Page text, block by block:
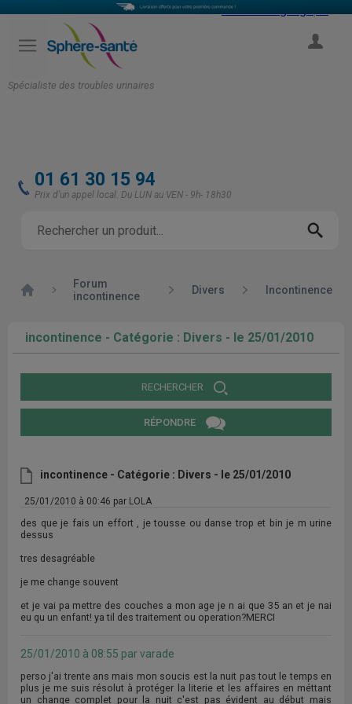
Spécialiste des troubles urinaires
Select Language
01 61 30 15 94
Prix d'un appel local. Du LUN au VEN - 9h- 18h30
Accueil
Forum
incontinence
Divers Incontinence
incontinence - Catégorie : Divers - le 25/01/2010
RECHERCHER
RÉPONDRE
incontinence - Catégorie : Divers - le 25/01/2010
25/01/2010 à 00:46 par LOLA
des que je fais un effort , je tousse ou danse trop et bin je m urine
dessus
tres desagréable
je me change souvent
et je vai pa mettre des couches a mon age je n ai que 35 an et je nai
eu qu un enfant! ya til des traitement ou operation?MERCI
25/01/2010 à 08:55 par varade
perso j'ai trente ans mais mon soucis est la nuit pas tout le temps en
plus je me suis résolut à protéger la literie et les affaires en méttant
un change complet pour la nuit c'est pas évident au début mais